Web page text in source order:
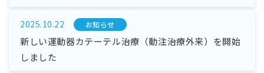
2025.10.22 お知らせ
新しい運動器カテーテル治療（動注治療外来）を開始
しました